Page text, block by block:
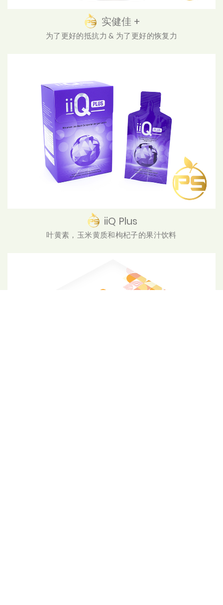
实健佳 +
为了更好的抵抗力 & 为了更好的恢复力
iiQ Plus
叶黄素，玉米黄质和枸杞子的果汁饮料